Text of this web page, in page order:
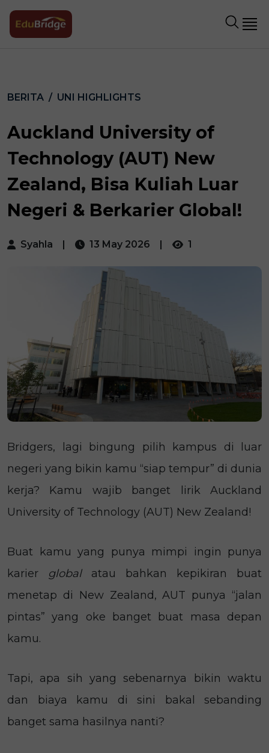
BERITA UNI HIGHLIGHTS
Auckland University of
Technology (AUT) New
Zealand, Bisa Kuliah Luar
Negeri & Berkarier Global!
Syahla | 13 May 2026 | 1
Bridgers, lagi bingung pilih kampus di luar
negeri yang bikin kamu “siap tempur” di dunia
kerja? Kamu wajib banget lirik Auckland
University of Technology (AUT) New Zealand!
Buat kamu yang punya mimpi ingin punya
karier global atau bahkan kepikiran buat
menetap di New Zealand, AUT punya “jalan
pintas” yang oke banget buat masa depan
kamu.
Tapi, apa sih yang sebenarnya bikin waktu
dan biaya kamu di sini bakal sebanding
banget sama hasilnya nanti?